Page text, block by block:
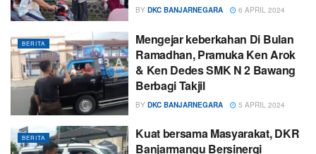
BY DKC BANJARNEGARA 6 APRIL 2024
BERITA
Mengejar keberkahan Di Bulan
Ramadhan, Pramuka Ken Arok
& Ken Dedes SMK N 2 Bawang
Berbagi Takjil
BY DKC BANJARNEGARA 5 APRIL 2024
BERITA
Kuat bersama Masyarakat, DKR
Banjarmangu Bersinergi